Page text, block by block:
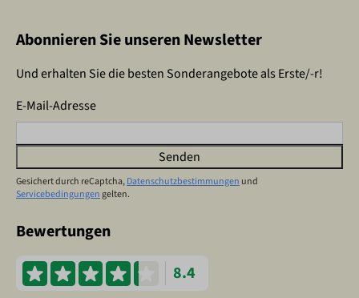
Abonnieren Sie unseren Newsletter
Und erhalten Sie die besten Sonderangebote als Erste/-r!
E-Mail-Adresse
Senden
Gesichert durch reCaptcha,Datenschutzbestimmungen und
Servicebedingungengelten.
Bewertungen
8.4